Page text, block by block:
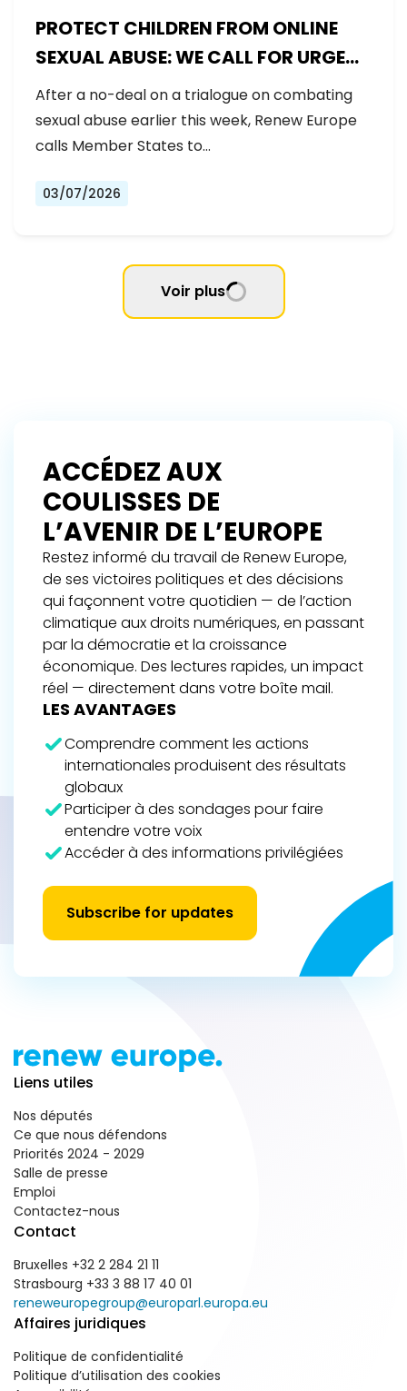
PROTECT CHILDREN FROM ONLINE
SEXUAL ABUSE: WE CALL FOR URGENT
NEGOTIATIONS AND PERMANENT
SOLUTION
After a no-deal on a trialogue on combating
sexual abuse earlier this week, Renew Europe
calls Member States to…
03/07/2026
Voir plus
ACCÉDEZ AUX
COULISSES DE
L’AVENIR DE L’EUROPE
Restez informé du travail de Renew Europe,
de ses victoires politiques et des décisions
qui façonnent votre quotidien — de l’action
climatique aux droits numériques, en passant
par la démocratie et la croissance
économique. Des lectures rapides, un impact
réel — directement dans votre boîte mail.
LES AVANTAGES
Comprendre comment les actions
internationales produisent des résultats
globaux
Participer à des sondages pour faire
entendre votre voix
Accéder à des informations privilégiées
Subscribe for updates
Liens utiles
Nos députés
Ce que nous défendons
Priorités 2024 - 2029
Salle de presse
Emploi
Contactez-nous
Contact
Bruxelles +32 2 284 21 11
Strasbourg +33 3 88 17 40 01
reneweuropegroup@europarl.europa.eu
Affaires juridiques
Politique de confidentialité
Politique d’utilisation des cookies